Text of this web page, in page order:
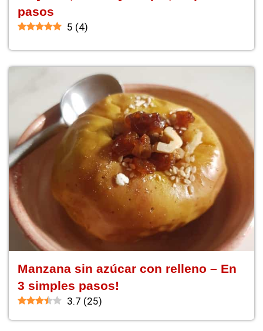
pasos
5 (4)
Manzana sin azúcar con relleno – En
3 simples pasos!
3.7 (25)